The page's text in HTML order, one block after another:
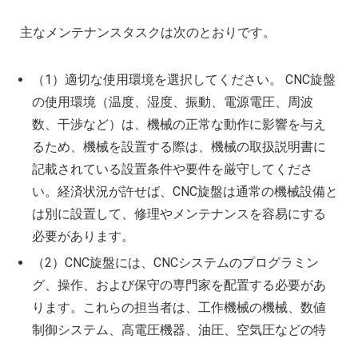
主なメンテナンスタスクは次のとおりです。
（1）適切な使用環境を選択してください。 CNC旋盤
の使用環境（温度、湿度、振動、電源電圧、周波
数、干渉など）は、機械の正常な動作に影響を与え
るため、機械を設置する際は、機械の取扱説明書に
記載されている設置条件や要件を厳守してくださ
い。経済状況が許せば、CNC旋盤は通常の機械設備と
は別に設置して、修理やメンテナンスを容易にする
必要があります。
（2）CNC旋盤には、CNCシステムのプログラミン
グ、操作、および保守の専門家を配置する必要があ
ります。これらの担当者は、工作機械の機械、数値
制御システム、高電圧機器、油圧、空気圧などの特